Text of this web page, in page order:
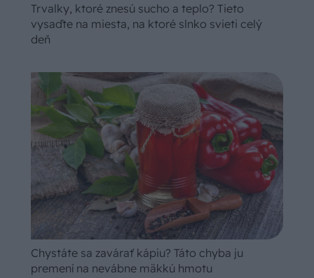
Trvalky, ktoré znesú sucho a teplo? Tieto
vysaďte na miesta, na ktoré slnko svieti celý
deň
Chystáte sa zavárať kápiu? Táto chyba ju
premení na nevábne mäkkú hmotu